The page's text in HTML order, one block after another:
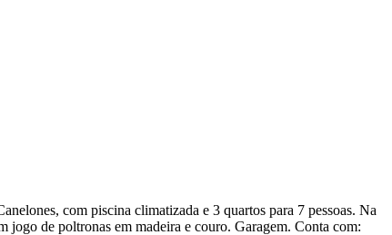
com piscina climatizada e 3 quartos para 7 pessoas. Na
de poltronas em madeira e couro. Garagem. Conta com: